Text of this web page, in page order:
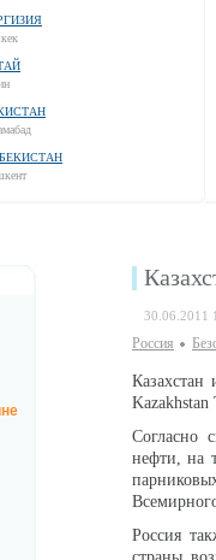
30.06.2011
Россия
Kazakhstan
Согласно
нефти, на
Россия